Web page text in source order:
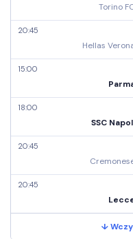
Torino
20:45
Hellas
15:00
18:00
SSC
20:45
20:45
↓